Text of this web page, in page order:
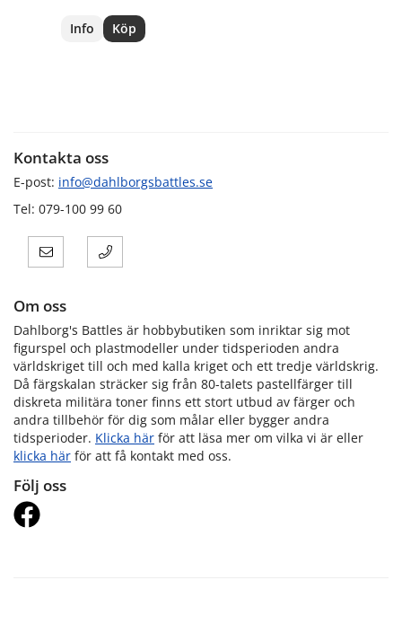
Info Köp
Kontakta oss
E-post: info@dahlborgsbattles.se
Tel: 079-100 99 60
Om oss
Dahlborg's Battles är hobbybutiken som inriktar sig mot
figurspel och plastmodeller under tidsperioden andra
världskriget till och med kalla kriget och ett tredje världskrig.
Då färgskalan sträcker sig från 80-talets pastellfärger till
diskreta militära toner finns ett stort utbud av färger och
andra tillbehör för dig som målar eller bygger andra
tidsperioder. Klicka här för att läsa mer om vilka vi är eller
klicka här för att få kontakt med oss.
Följ oss